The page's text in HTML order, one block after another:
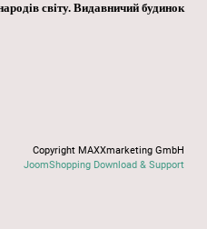
світу. Видавничий будинок
Copyright MAXXmarketing GmbH
JoomShopping Download & Support